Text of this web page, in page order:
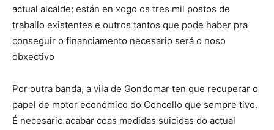
actual alcalde; están en xogo os tres mil postos de
traballo existentes e outros tantos que pode haber pra
conseguir o financiamento necesario será o noso
obxectivo
Por outra banda, a vila de Gondomar ten que recuperar o
papel de motor económico do Concello que sempre tivo.
É necesario acabar coas medidas suicidas do actual